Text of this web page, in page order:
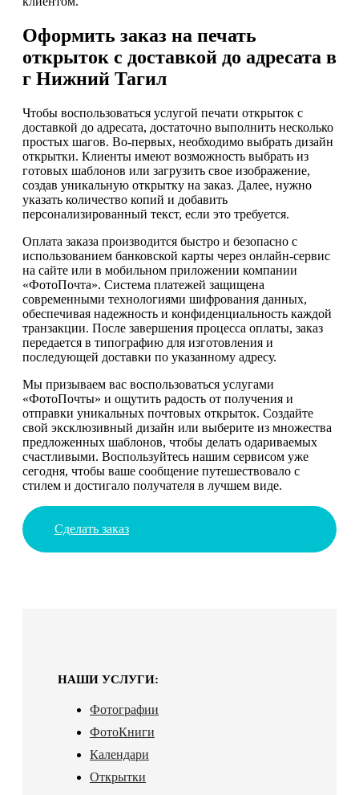
Оформить заказ на печать
открыток с доставкой до адресата в
г Нижний Тагил
Чтобы воспользоваться услугой печати открыток с
доставкой до адресата, достаточно выполнить несколько
простых шагов. Во-первых, необходимо выбрать дизайн
открытки. Клиенты имеют возможность выбрать из
готовых шаблонов или загрузить свое изображение,
создав уникальную открытку на заказ. Далее, нужно
указать количество копий и добавить
персонализированный текст, если это требуется.
Оплата заказа производится быстро и безопасно с
использованием банковской карты через онлайн-сервис
на сайте или в мобильном приложении компании
«ФотоПочта». Система платежей защищена
современными технологиями шифрования данных,
обеспечивая надежность и конфиденциальность каждой
транзакции. После завершения процесса оплаты, заказ
передается в типографию для изготовления и
последующей доставки по указанному адресу.
Мы призываем вас воспользоваться услугами
«ФотоПочты» и ощутить радость от получения и
отправки уникальных почтовых открыток. Создайте
свой эксклюзивный дизайн или выберите из множества
предложенных шаблонов, чтобы делать одариваемых
счастливыми. Воспользуйтесь нашим сервисом уже
сегодня, чтобы ваше сообщение путешествовало с
стилем и достигало получателя в лучшем виде.
Сделать заказ
НАШИ УСЛУГИ:
Фотографии
ФотоКниги
Календари
Открытки